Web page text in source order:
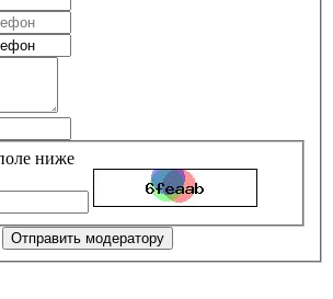
ниже
Отправить модератору